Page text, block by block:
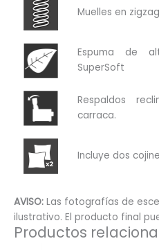
Muelles en
Espuma de
SuperSoft
Respaldos
carraca.
Incluye dos
AVISO: Las fotografías de
ilustrativo. El producto final
Productos